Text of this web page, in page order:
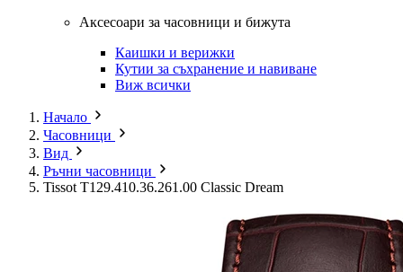
Аксесоари за часовници и бижута
Каишки и верижки
Кутии за съхранение и навиване
Виж всички
Начало
Часовници
Вид
Ръчни часовници
Tissot T129.410.36.261.00 Classic Dream